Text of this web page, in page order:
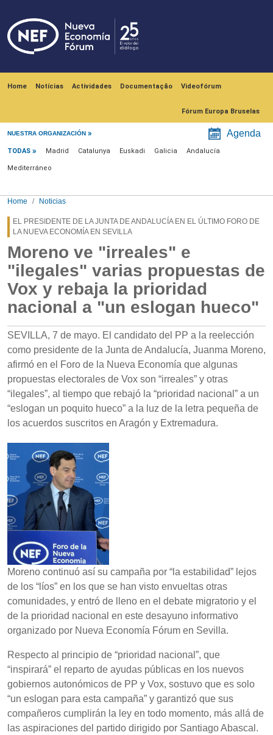
Home Notícias Actividades Documentação Videofórum
Fórum Europa Bruselas
NUESTRA ORGANIZACIÓN Agenda
Menú noticias
TODAS Madrid Catalunya Euskadi Galicia Andalucía
Mediterráneo
Home Noticias
EL PRESIDENTE DE LA JUNTA DE ANDALUCÍA EN EL ÚLTIMO FORO DE
LA NUEVA ECONOMÍA EN SEVILLA
Moreno ve "irreales" e
"ilegales" varias propuestas de
Vox y rebaja la prioridad
nacional a "un eslogan hueco"
SEVILLA, 7 de mayo. El candidato del PP a la reelección
como presidente de la Junta de Andalucía, Juanma Moreno,
afirmó en el Foro de la Nueva Economía que algunas
propuestas electorales de Vox son “irreales” y otras
“ilegales”, al tiempo que rebajó la “prioridad nacional” a un
“eslogan un poquito hueco” a la luz de la letra pequeña de
los acuerdos suscritos en Aragón y Extremadura.
Moreno continuó así su campaña por “la estabilidad” lejos
de los “líos” en los que se han visto envueltas otras
comunidades, y entró de lleno en el debate migratorio y el
de la prioridad nacional en este desayuno informativo
organizado por Nueva Economía Fórum en Sevilla.
Respecto al principio de “prioridad nacional”, que
“inspirará” el reparto de ayudas públicas en los nuevos
gobiernos autonómicos de PP y Vox, sostuvo que es solo
“un eslogan para esta campaña” y garantizó que sus
compañeros cumplirán la ley en todo momento, más allá de
las aspiraciones del partido dirigido por Santiago Abascal.